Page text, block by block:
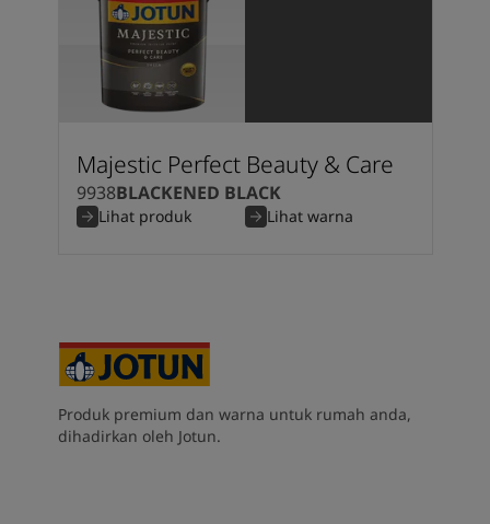
Majestic Perfect Beauty & Care
9938BLACKENED BLACK
Lihat produk Lihat warna
Produk premium dan warna untuk rumah anda,
dihadirkan oleh Jotun.